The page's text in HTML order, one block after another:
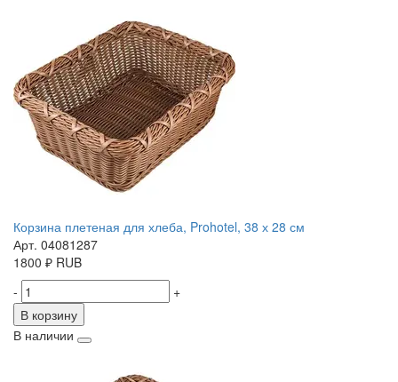
Корзина плетеная для хлеба, Prohotel, 38 х 28 см
Арт. 04081287
1800 ₽ RUB
-
+
В корзину
В наличии